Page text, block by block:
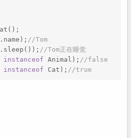
//Tom
//Tom正在睡觉
instanceof Animal); //false
instanceof Cat); //true